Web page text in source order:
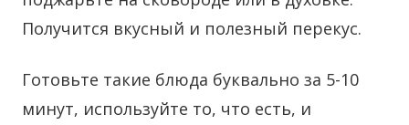
Получится вкусный и полезный перекус.
Готовьте такие блюда буквально за 5-10
минут, используйте то, что есть, и